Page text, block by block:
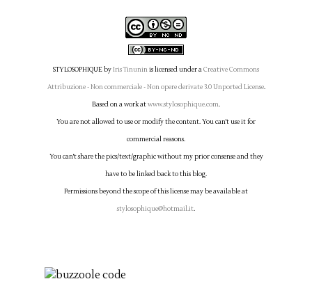
STYLOSOPHIQUE byIris Tinuninis licensed under aCreative Commons
Attribuzione - Non commerciale - Non opere derivate 3.0 Unported License.
Based on a work atwww.stylosophique.com.
You are not allowed to use or modify the content. You can't use it for
commercial reasons.
You can't share the pics/text/graphic without my prior consense and they
have to be linked back to this blog.
Permissions beyond the scope of this license may be available at
stylosophique@hotmail.it.